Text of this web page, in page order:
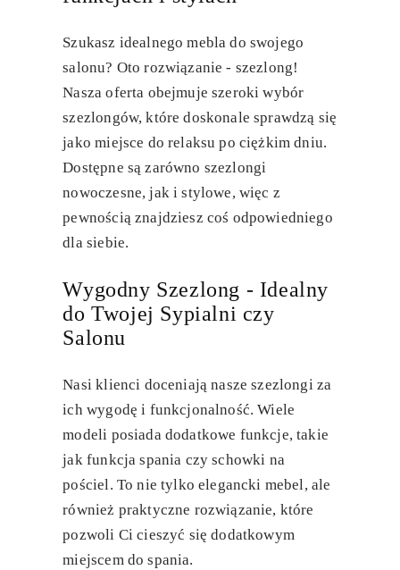
Szukasz idealnego mebla do swojego
salonu? Oto rozwiązanie - szezlong!
Nasza oferta obejmuje szeroki wybór
szezlongów, które doskonale sprawdzą się
jako miejsce do relaksu po ciężkim dniu.
Dostępne są zarówno szezlongi
nowoczesne, jak i stylowe, więc z
pewnością znajdziesz coś odpowiedniego
dla siebie.
Wygodny Szezlong - Idealny
do Twojej Sypialni czy
Salonu
Nasi klienci doceniają nasze szezlongi za
ich wygodę i funkcjonalność. Wiele
modeli posiada dodatkowe funkcje, takie
jak funkcja spania czy schowki na
pościel. To nie tylko elegancki mebel, ale
również praktyczne rozwiązanie, które
pozwoli Ci cieszyć się dodatkowym
miejscem do spania.